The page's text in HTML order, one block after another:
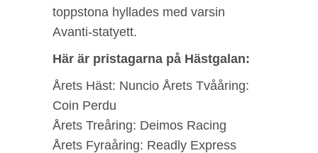
toppstona hyllades med varsin
Avanti-statyett.
Här är pristagarna på Hästgalan:
Årets Häst: Nuncio Årets Tvååring:
Coin Perdu
Årets Treåring: Deimos Racing
Årets Fyraåring: Readly Express